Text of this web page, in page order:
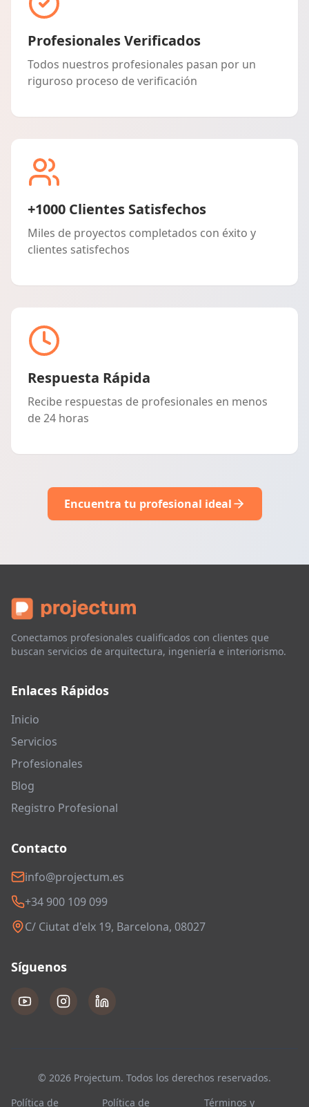
Profesionales Verificados
Todos nuestros profesionales pasan por un
riguroso proceso de verificación
+1000 Clientes Satisfechos
Miles de proyectos completados con éxito y
clientes satisfechos
Respuesta Rápida
Recibe respuestas de profesionales en menos
de 24 horas
Encuentra tu profesional ideal
Conectamos profesionales cualificados con clientes que
buscan servicios de arquitectura, ingeniería e interiorismo.
Enlaces Rápidos
Inicio
Servicios
Profesionales
Blog
Registro Profesional
Contacto
info@projectum.es
+34 900 109 099
C/ Ciutat d'elx 19, Barcelona, 08027
Síguenos
© 2026 Projectum. Todos los derechos reservados.
Política de
Política de Términos y